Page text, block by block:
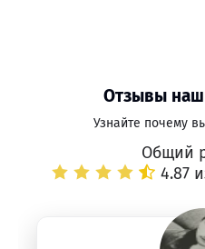
Отзывы
Узнайте почему
Общий
4.87